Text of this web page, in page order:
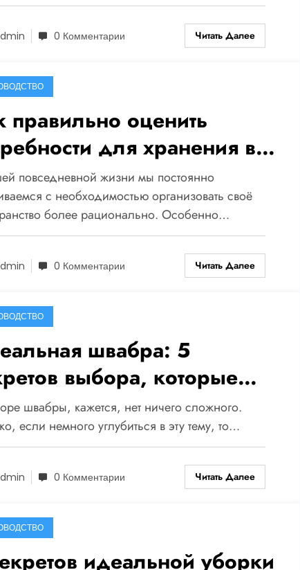
0 Комментарии Читать Далее
правильно оценить
для хранения в
доме: 5 шагов к
порядку!
повседневной жизни мы постоянно
с необходимостью организовать своё
более рационально. Особенно…
0 Комментарии Читать Далее
швабра: 5
выбора, которые
вашу уборку
швабры, кажется, нет ничего сложного.
если немного углубиться в эту тему, то…
0 Комментарии Читать Далее
идеальной уборки